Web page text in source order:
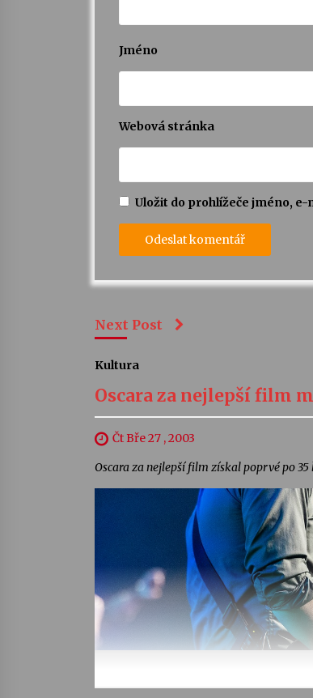
Jméno
Webová stránka
Uložit do prohlížeče jméno,
Next Post
Kultura
Oscara za nejlepší film
Čt Bře 27 , 2003
Oscara za nejlepší film získal poprvé po